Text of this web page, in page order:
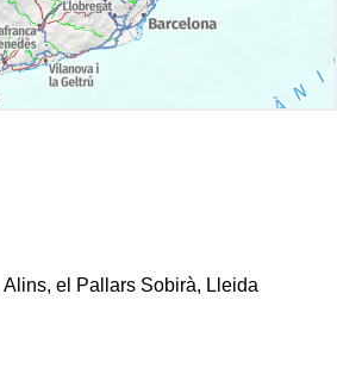
Alins, el Pallars Sobirà, Lleida